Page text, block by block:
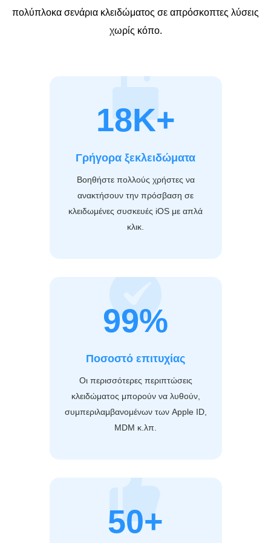
πολύπλοκα σενάρια κλειδώματος σε απρόσκοπτες λύσεις
χωρίς κόπο.
18K+
Γρήγορα ξεκλειδώματα
Βοηθήστε πολλούς χρήστες να
ανακτήσουν την πρόσβαση σε
κλειδωμένες συσκευές iOS με απλά
κλικ.
99%
Ποσοστό επιτυχίας
Οι περισσότερες περιπτώσεις
κλειδώματος μπορούν να λυθούν,
συμπεριλαμβανομένων των Apple ID,
MDM κ.λπ.
50+